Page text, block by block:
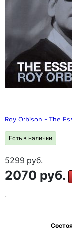
Roy Orbison - The
Есть в наличии
5299руб.
2070 руб.